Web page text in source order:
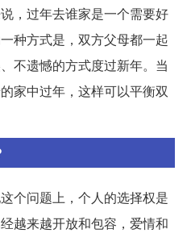
，过年去谁家是一个需要好
种方式是，双方父母都一起
不遗憾的方式度过新年。当
家中过年，这样可以平衡双
个问题上，个人的选择权是
越来越开放和包容，爱情和